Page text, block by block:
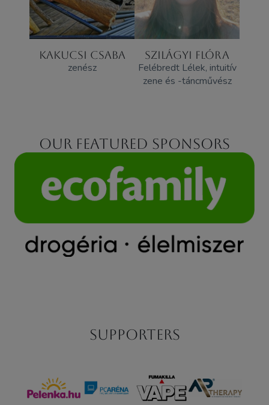
KAKUCSI CSABA
zenész
SZILÁGYI FLÓRA
Felébredt Lélek, intuitív
zene és -táncművész
Our featured sponsors
Supporters